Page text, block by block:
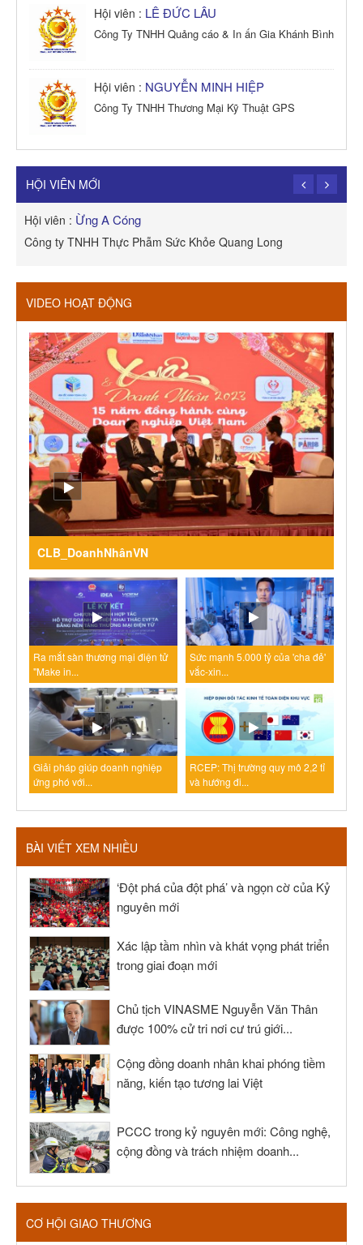
Hội viên : LÊ ĐỨC LÂU
Công Ty TNHH Quảng cáo & In ấn Gia Khánh Bình
Hội viên : NGUYỄN MINH HIỆP
Công Ty TNHH Thương Mại Kỹ Thuật GPS
Công Ty TNHH Dịch vụ Cuộc Sống Hạnh Phúc
HỘI VIÊN MỚI
Hội viên : Ừng A Cóng
Công ty TNHH Thực Phẫm Sức Khỏe Quang Long
VIDEO HOẠT ĐỘNG
CLB_DoanhNhânVN
Ra mắt sàn thương mại điện tử
"Make in...
Sức mạnh 5.000 tỷ của 'cha đẻ'
vắc-xin...
Giải pháp giúp doanh nghiệp
ứng phó với...
RCEP: Thị trường quy mô 2,2 tỉ
và hướng đi...
BÀI VIẾT XEM NHIỀU
‘Đột phá của đột phá’ và ngọn cờ của Kỷ
nguyên mới
Xác lập tầm nhìn và khát vọng phát triển
trong giai đoạn mới
Chủ tịch VINASME Nguyễn Văn Thân
được 100% cử tri nơi cư trú giới...
Cộng đồng doanh nhân khai phóng tiềm
năng, kiến tạo tương lai Việt
PCCC trong kỷ nguyên mới: Công nghệ,
cộng đồng và trách nhiệm doanh...
CƠ HỘI GIAO THƯƠNG